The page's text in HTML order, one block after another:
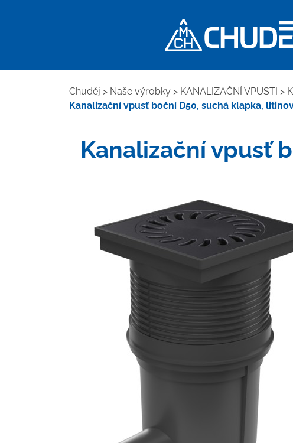
Chuděj > Naše výrobky > KANALIZAČNÍ VPUSTI >
Kanalizační vpusť boční D50, suchá klapka,
Kanalizační vpusť